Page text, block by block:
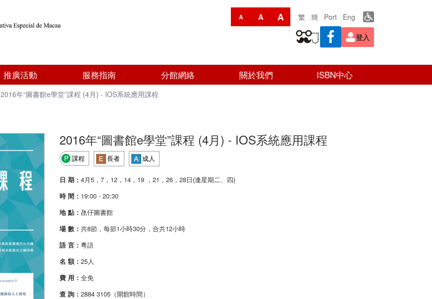
A A A 繁 簡 Port Eng
登入
推廣活動 服務指南 分館網絡 關於我們 ISBN中心
2016年“圖書館e學堂”課程 (4月) - IOS系統應用課程
2016年“圖書館e學堂”課程 (4月) - IOS系統應用課程
課程 長者 成人
日 期： 4月5，7，12，14，19 ，21，26，28日(逢星期二、四)
時 間： 19:00 - 20:30
地 點： 氹仔圖書館
場 數： 共8節，每節1小時30分，合共12小時
語 言： 粵語
名 額： 25人
費 用： 全免
查 詢： 2884 3105（開館時間）